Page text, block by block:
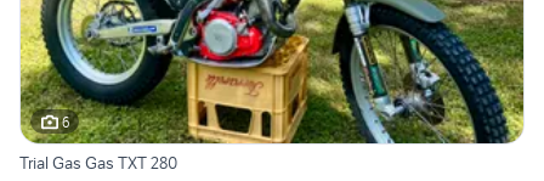
6
Trial Gas Gas TXT 280